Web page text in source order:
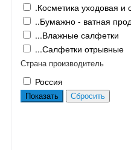
.Косметика уходовая и
..Бумажно - ватная
...Влажные салфетки
...Салфетки отрывные
Страна производитель
Россия